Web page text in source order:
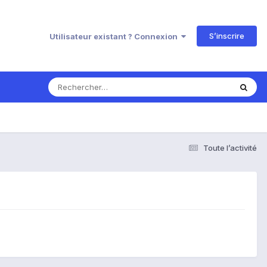
Utilisateur existant ? Connexion S’inscrire
Toute l’activité